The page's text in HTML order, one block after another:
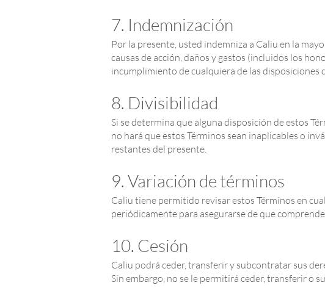
7. Indemnización
Por la presente, usted indemniza a Caliu en la
causas de acción, daños y gastos (incluidos los
incumplimiento de cualquiera de las disposiciones
8. Divisibilidad
Si se determina que alguna disposición de estos
no hará que estos Términos sean inaplicables o
restantes del presente.
9. Variación de términos
Caliu tiene permitido revisar estos Términos en
periódicamente para asegurarse de que
10. Cesión
Caliu podrá ceder, transferir y subcontratar sus
Sin embargo, no se le permitirá ceder, transferir o